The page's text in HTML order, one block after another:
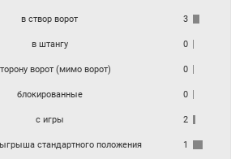
в створ ворот 3
в штангу 0
ворот (мимо ворот) 0
блокированные 0
с игры 2
стандартного положения 1